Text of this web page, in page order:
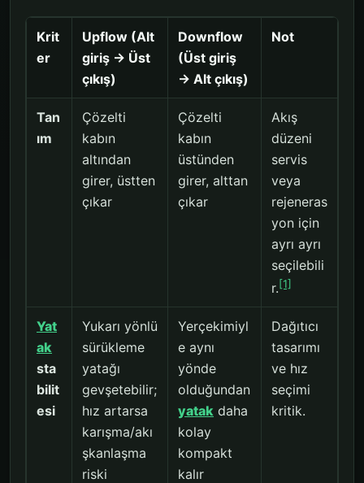
Krit
er
Upflow (Alt
giriş → Üst
çıkış)
Downflow
(Üst giriş
→ Alt çıkış)
Not
Tan
ım
Çözelti
kabın
altından
girer, üstten
çıkar
Çözelti
kabın
üstünden
girer, alttan
çıkar
Akış
düzeni
servis
veya
rejeneras
yon için
ayrı ayrı
seçilebili
r.[1]
Yat
ak
sta
bilit
esi
Yukarı yönlü
sürükleme
yatağı
gevşetebilir;
hız artarsa
karışma/akı
şkanlaşma
riski
Yerçekimiyl
e aynı
yönde
olduğundan
yatak daha
kolay
kompakt
kalır
Dağıtıcı
tasarımı
ve hız
seçimi
kritik.